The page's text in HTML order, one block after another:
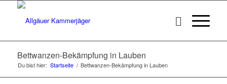
Bettwanzen-Bekämpfung in Lauben
Du bist hier: Startseite / Bettwanzen-Bekämpfung in Lauben